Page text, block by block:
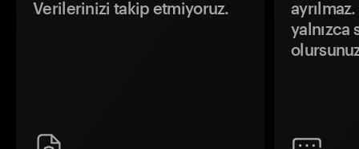
Verilerinizi takip etmiyoruz.
yalnızca